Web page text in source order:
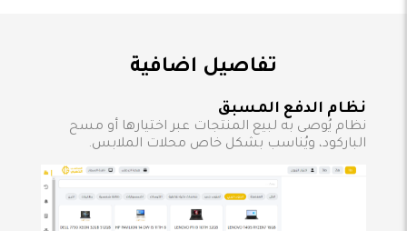
تفاصيل اضافية
نظام الدفع المسبق
نظام يُوصى به لبيع المنتجات عبر اختيارها أو مسح
الباركود، ويُناسب بشكل خاص محلات الملابس.